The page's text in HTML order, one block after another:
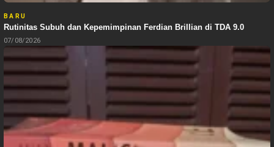
BARU
Rutinitas Subuh dan Kepemimpinan Ferdian Brillian di TDA 9.0
07/08/2026